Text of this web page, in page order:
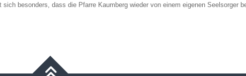
besonders, dass die Pfarre Kaumberg wieder von einem eigenen Seelsorger